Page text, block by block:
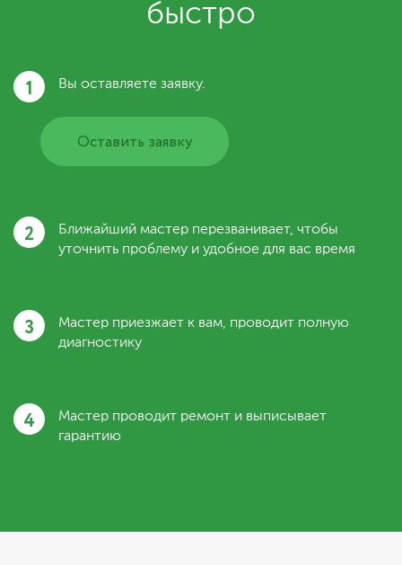
быстро
1 Вы оставляете заявку.
Оставить заявку
2
Ближайший мастер перезванивает, чтобы
уточнить проблему и удобное для вас время
3
Мастер приезжает к вам, проводит полную
диагностику
4
Мастер проводит ремонт и выписывает
гарантию